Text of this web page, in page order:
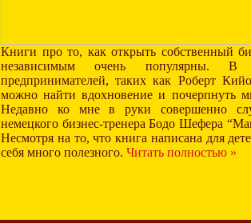
Книги про то, как открыть собственный
независимым очень популярны. В
предпринимателей, таких как Роберт
можно найти вдохновение и почерпнуть
Недавно ко мне в руки совершенно
немецкого бизнес-тренера Бодо Шефера
Несмотря на то, что книга написана для
себя много полезного. Читать полностью »